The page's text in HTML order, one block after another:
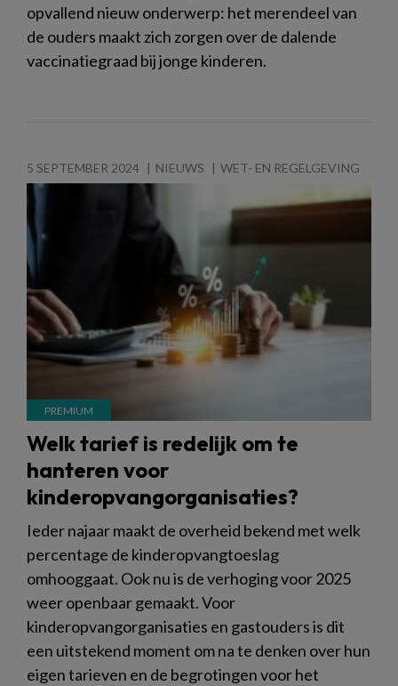
opvallend nieuw onderwerp: het merendeel van
de ouders maakt zich zorgen over de dalende
vaccinatiegraad bij jonge kinderen.
5 SEPTEMBER 2024 NIEUWS WET- EN REGELGEVING
Welk tarief is redelijk om te
hanteren voor
kinderopvangorganisaties?
Ieder najaar maakt de overheid bekend met welk
percentage de kinderopvangtoeslag
omhooggaat. Ook nu is de verhoging voor 2025
weer openbaar gemaakt. Voor
kinderopvangorganisaties en gastouders is dit
een uitstekend moment om na te denken over hun
eigen tarieven en de begrotingen voor het